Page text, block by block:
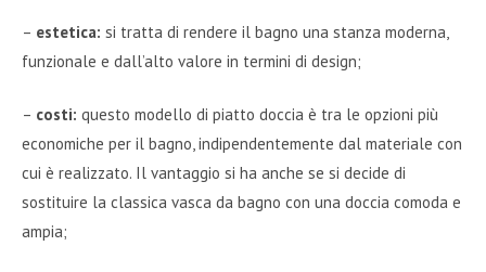
– estetica: si tratta di rendere il bagno una stanza moderna,
funzionale e dall’alto valore in termini di design;
– costi: questo modello di piatto doccia è tra le opzioni più
economiche per il bagno, indipendentemente dal materiale con
cui è realizzato. Il vantaggio si ha anche se si decide di
sostituire la classica vasca da bagno con una doccia comoda e
ampia;